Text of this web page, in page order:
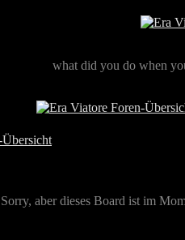
what did you do when
Sorry, aber dieses Board ist im